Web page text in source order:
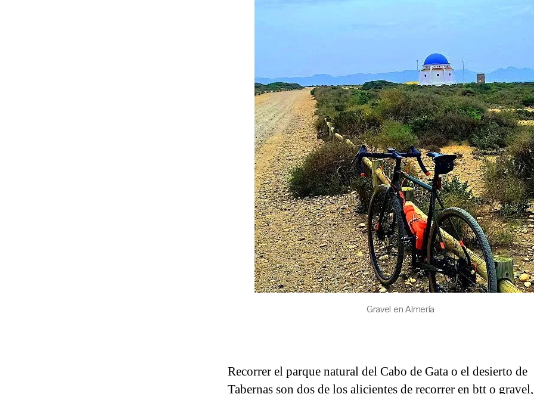
Gravel en Almería
Recorrer el parque natural del Cabo de Gata o el desierto de
Tabernas son dos de los alicientes de recorrer en btt o gravel,